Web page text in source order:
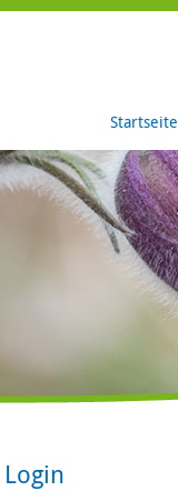
Startseite
Login